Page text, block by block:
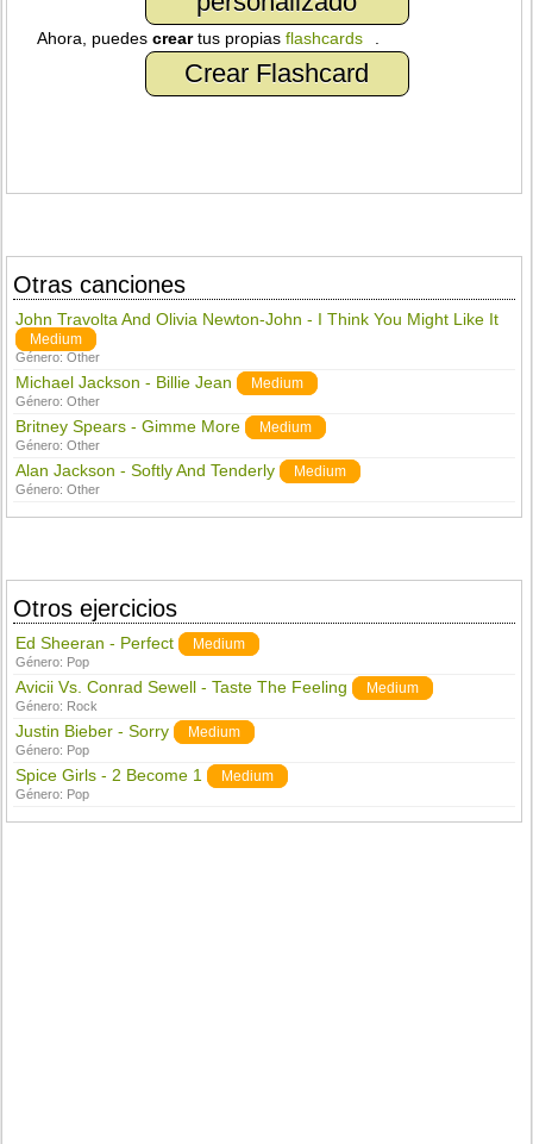
Ahora, puedescreartus propiasflashcards
Crear Flashcard
Otras canciones
John Travolta And Olivia Newton-John - I Think You Might Like It
Medium
Género:Other
Michael Jackson - Billie Jean Medium
Género:Other
Britney Spears - Gimme More Medium
Género:Other
Alan Jackson - Softly And Tenderly Medium
Género:Other
Otros ejercicios
Ed Sheeran - Perfect Medium
Género: Pop
Avicii Vs. Conrad Sewell - Taste The Feeling Medium
Género: Rock
Justin Bieber - Sorry Medium
Género: Pop
Spice Girls - 2 Become 1 Medium
Género: Pop